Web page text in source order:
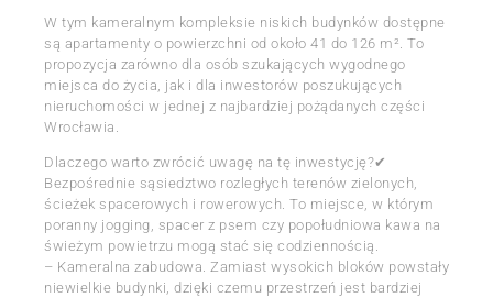
W tym kameralnym kompleksie niskich budynków dostępne
są apartamenty o powierzchni od około 41 do 126 m². To
propozycja zarówno dla osób szukających wygodnego
miejsca do życia, jak i dla inwestorów poszukujących
nieruchomości w jednej z najbardziej pożądanych części
Wrocławia.
Dlaczego warto zwrócić uwagę na tę inwestycję?✔
Bezpośrednie sąsiedztwo rozległych terenów zielonych,
ścieżek spacerowych i rowerowych. To miejsce, w którym
poranny jogging, spacer z psem czy popołudniowa kawa na
świeżym powietrzu mogą stać się codziennością.
– Kameralna zabudowa. Zamiast wysokich bloków powstały
niewielkie budynki, dzięki czemu przestrzeń jest bardziej